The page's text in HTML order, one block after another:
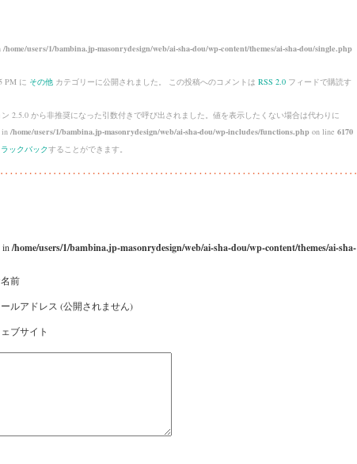
/home/users/1/bambina.jp-masonrydesign/web/ai-sha-dou/wp-content/themes/ai-sha-dou/single.php
PM に その他 カテゴリーに公開されました。 この投稿へのコメントは RSS 2.0 フィードで購読す
2.5.0 から非推奨になった引数付きで呼び出されました。値を表示したくない場合は代わりに
in /home/users/1/bambina.jp-masonrydesign/web/ai-sha-dou/wp-includes/functions.php on line 6170
ラックバックすることができます。
in /home/users/1/bambina.jp-masonrydesign/web/ai-sha-dou/wp-content/themes/ai-sha-
前
ールアドレス (公開されません)
ブサイト